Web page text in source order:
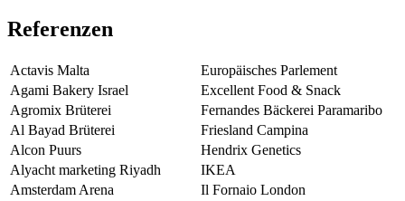
Referenzen
Actavis Malta
Europäisches Parlement
Agami Bakery Israel
Excellent Food & Snack
Agromix Brüterei
Fernandes Bäckerei Paramaribo
Al Bayad Brüterei
Friesland Campina
Alcon Puurs
Hendrix Genetics
Alyacht marketing Riyadh
IKEA
Amsterdam Arena
Il Fornaio London